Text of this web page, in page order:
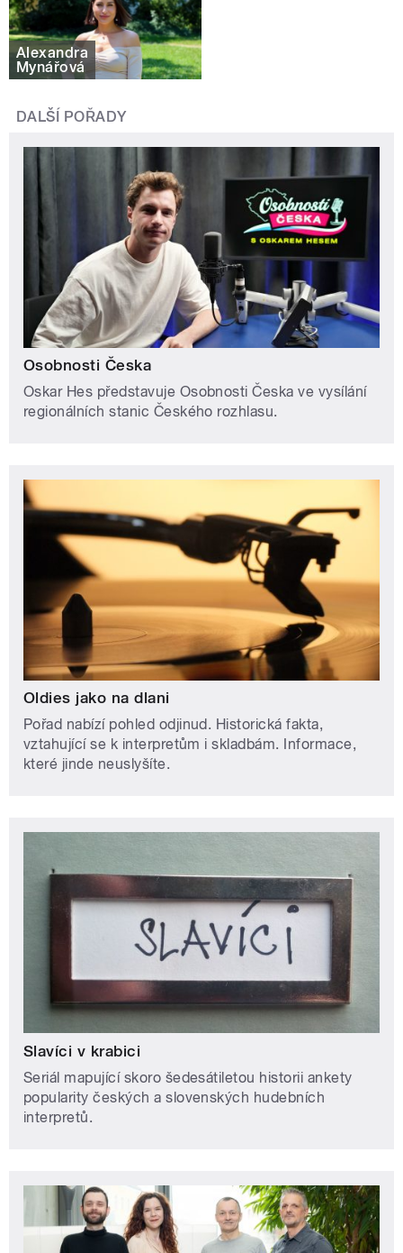
Alexandra
Mynářová
DALŠÍ POŘADY
Osobnosti Česka
Oskar Hes představuje Osobnosti Česka ve vysílání
regionálních stanic Českého rozhlasu.
Oldies jako na dlani
Pořad nabízí pohled odjinud. Historická fakta,
vztahující se k interpretům i skladbám. Informace,
které jinde neuslyšíte.
Slavíci v krabici
Seriál mapující skoro šedesátiletou historii ankety
popularity českých a slovenských hudebních
interpretů.